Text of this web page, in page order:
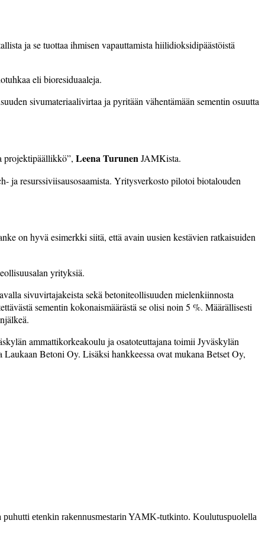
ja se tuottaa ihmisen vapauttamista hiilidioksidipäästöistä
eli bioresiduaaleja.
sivumateriaalivirtaa ja pyritään vähentämään sementin osuutta
projektipäällikkö”, Leena TurunenJAMKista.
ja resurssiviisausosaamista. Yritysverkosto pilotoi biotalouden
on hyvä esimerkki siitä, että avain uusien kestävien ratkaisuiden
yrityksiä.
sivuvirtajakeista sekä betoniteollisuuden mielenkiinnosta
sementin kokonaismäärästä se olisi noin 5 %. Määrällisesti
ammattikorkeakoulu ja osatoteuttajana toimii Jyväskylän
Betoni Oy. Lisäksi hankkeessa ovat mukana Betset Oy,
etenkin rakennusmestarin YAMK-tutkinto. Koulutuspuolella